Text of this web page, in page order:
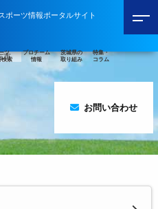
ポーツ情報ポータルサイト
ツ
検索
プロチーム
情報
茨城県の
取り組み
特集・
コラム
お問い合わせ
市